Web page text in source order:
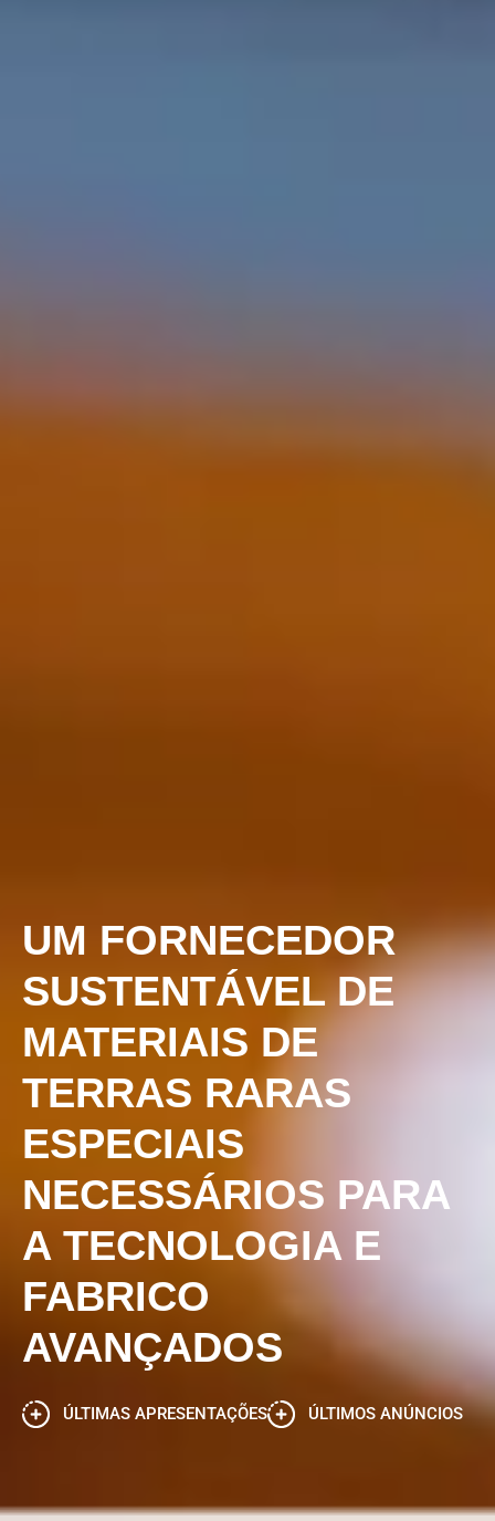
UM FORNECEDOR
SUSTENTÁVEL DE
MATERIAIS DE
TERRAS RARAS
ESPECIAIS
NECESSÁRIOS PARA
A TECNOLOGIA E
FABRICO
AVANÇADOS
ÚLTIMAS APRESENTAÇÕES ÚLTIMOS ANÚNCIOS